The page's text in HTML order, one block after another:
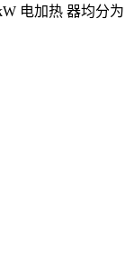
电加热 器均分为